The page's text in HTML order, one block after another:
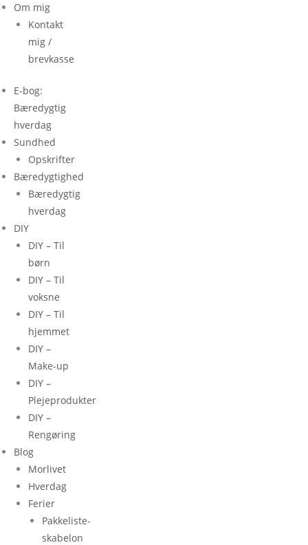
Om mig
Kontakt
mig /
brevkasse
E-bog:
Bæredygtig
hverdag
Sundhed
Opskrifter
Bæredygtighed
Bæredygtig
hverdag
DIY
DIY – Til
børn
DIY – Til
voksne
DIY – Til
hjemmet
DIY –
Make-up
DIY –
Plejeprodukter
DIY –
Rengøring
Blog
Morlivet
Hverdag
Ferier
Pakkeliste-
skabelon